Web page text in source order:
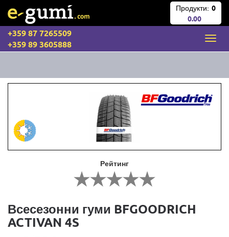
Продукти: 0
0.00
+359 87 7265509
+359 89 3605888
Рейтинг
Всесезонни гуми BFGOODRICH
ACTIVAN 4S